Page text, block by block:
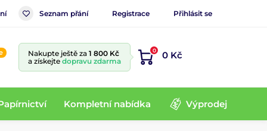
Seznam přání Registrace Přihlásit se
Nakupte ještě za 1 800 Kč
a získejte dopravu zdarma
0 0 Kč
Kompletní nabídka Výprodej